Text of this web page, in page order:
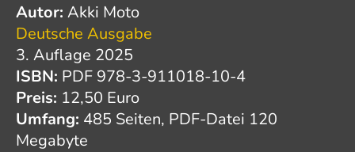
Autor: Akki Moto
Deutsche Ausgabe
3. Auflage 2025
ISBN: PDF 978-3-911018-10-4
Preis: 12,50 Euro
Umfang: 485 Seiten, PDF-Datei 120
Megabyte